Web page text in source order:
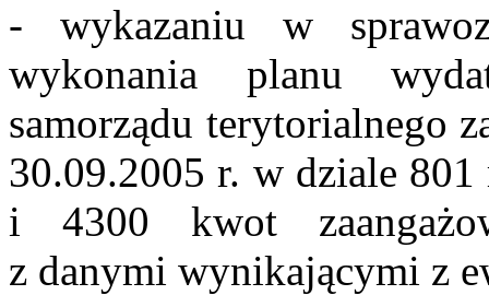
- wykazaniu w
wykonania planu
samorządu terytorialnego
30.09.2005 r. w dziale
i 4300 kwot
z danymi wynikającymi z